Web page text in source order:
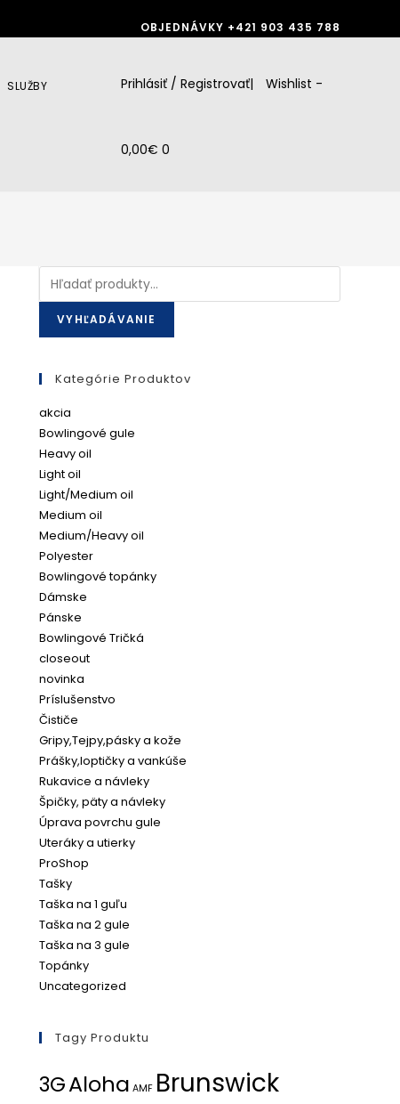
OBJEDNÁVKY +421 903 435 788
Prihlásiť / Registrovať| Wishlist -
0,00€ 0
SLUŽBY
Hľadať:
VYHĽADÁVANIE
Kategórie Produktov
akcia
Bowlingové gule
Heavy oil
Light oil
Light/Medium oil
Medium oil
Medium/Heavy oil
Polyester
Bowlingové topánky
Dámske
Pánske
Bowlingové Tričká
closeout
novinka
Príslušenstvo
Čističe
Gripy,Tejpy,pásky a kože
Prášky,loptičky a vankúše
Rukavice a návleky
Špičky, päty a návleky
Úprava povrchu gule
Uteráky a utierky
ProShop
Tašky
Taška na 1 guľu
Taška na 2 gule
Taška na 3 gule
Topánky
Uncategorized
Tagy Produktu
3GAloha AMF Brunswick